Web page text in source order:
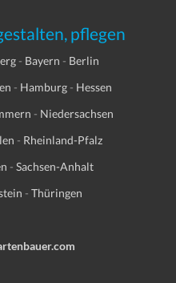
pflegen
- Bayern - Berlin
- Hamburg- Hessen
- Niedersachsen
- Rheinland-Pfalz
-Sachsen-Anhalt
- Thüringen